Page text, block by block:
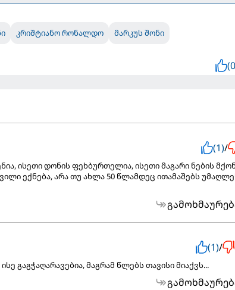
კრიშტიანო რონალდო მარკუს შონი
(1)/
ისეთი დონის ფეხბურთელია, ისეთი მაგარი ნების
ექნება, არა თუ ახლა 50 წლამდეც ითამაშებს
(1)/
გაგჭაღარავებია, მაგრამ წლებს თავისი მიაქვს...